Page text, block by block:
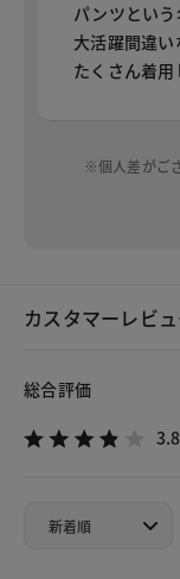
パンツとい
大活躍間違
たくさん着用
※個人差がご
カスタマーレビ
総合評価
3.8